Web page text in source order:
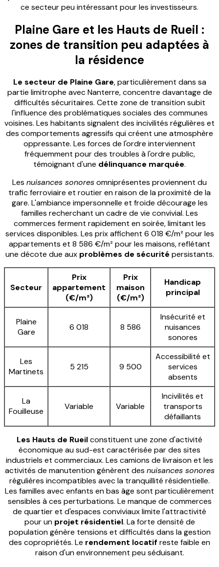
ce secteur peu intéressant pour les investisseurs.
Plaine Gare et les Hauts de Rueil :
zones de transition peu adaptées à
la résidence
Le secteur de Plaine Gare, particulièrement dans sa
partie limitrophe avec Nanterre, concentre davantage de
difficultés sécuritaires. Cette zone de transition subit
l'influence des problématiques sociales des communes
voisines. Les habitants signalent des incivilités régulières et
des comportements agressifs qui créent une atmosphère
oppressante. Les forces de l'ordre interviennent
fréquemment pour des troubles à l'ordre public,
témoignant d'une délinquance marquée.
Les nuisances sonoresomniprésentes proviennent du
trafic ferroviaire et routier en raison de la proximité de la
gare. L'ambiance impersonnelle et froide décourage les
familles recherchant un cadre de vie convivial. Les
commerces ferment rapidement en soirée, limitant les
services disponibles. Les prix affichent 6 018 €/m² pour les
appartements et 8 586 €/m² pour les maisons, reflétant
une décote due aux problèmes de sécurité persistants.
Secteur
Prix
appartement
(€/m²)
Prix
maison
(€/m²)
Handicap
principal
Plaine
Gare
6 018 8 586
Insécurité et
nuisances
sonores
Les
Martinets
5 215 9 500
Accessibilité et
services
absents
La
Fouilleuse
Variable Variable
Incivilités et
transports
défaillants
Les Hauts de Rueilconstituent une zone d'activité
économique au sud-est caractérisée par des sites
industriels et commerciaux. Les camions de livraison et les
activités de manutention génèrent des nuisances sonores
régulières incompatibles avec la tranquillité résidentielle.
Les familles avec enfants en bas âge sont particulièrement
sensibles à ces perturbations. Le manque de commerces
de quartier et d'espaces conviviaux limite l'attractivité
pour un projet résidentiel. La forte densité de
population génère tensions et difficultés dans la gestion
des copropriétés. Le rendement locatif reste faible en
raison d'un environnement peu séduisant.